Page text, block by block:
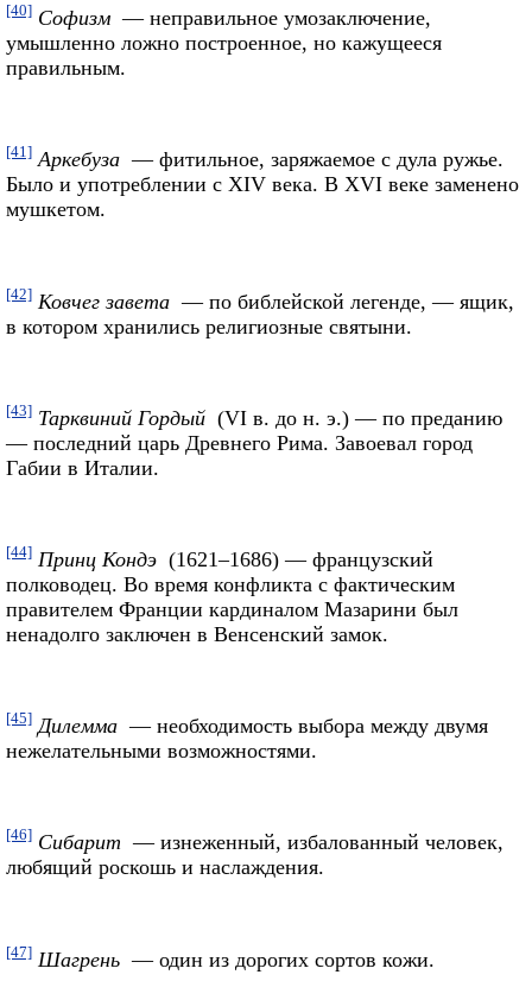
[40] Софизм — неправильное умозаключение,
умышленно ложно построенное, но кажущееся
правильным.
[41] Аркебуза — фитильное, заряжаемое с дула ружье.
Было и употреблении с XIV века. В XVI веке заменено
мушкетом.
[42] Ковчег завета — по библейской легенде, — ящик,
в котором хранились религиозные святыни.
[43] Тарквиний Гордый (VI в. до н. э.) — по преданию
— последний царь Древнего Рима. Завоевал город
Габии в Италии.
[44] Принц Кондэ (1621–1686) — французский
полководец. Во время конфликта с фактическим
правителем Франции кардиналом Мазарини был
ненадолго заключен в Венсенский замок.
[45] Дилемма — необходимость выбора между двумя
нежелательными возможностями.
[46] Сибарит — изнеженный, избалованный человек,
любящий роскошь и наслаждения.
[47] Шагрень — один из дорогих сортов кожи.